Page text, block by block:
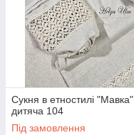
Сукня в етностилі "Мавка"
дитяча 104
Під замовлення